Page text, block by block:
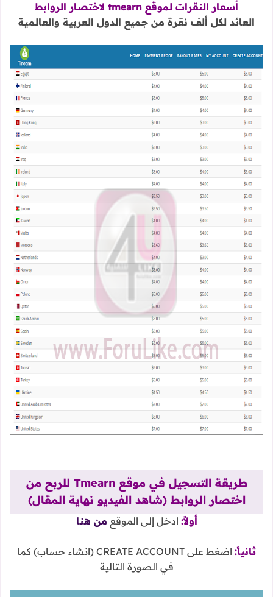
أسعار النقرات لموقع tmearn لاختصار الروابط
العائد لكل ألف نقرة من جميع الدول العربية والعالمية
طريقة التسجيل في موقع Tmearn للربح من
اختصار الروابط (شاهد الفيديو نهاية المقال)
أولاً: ادخل إلى الموقع من هنا
ثانياً:
اضغط على CREATE ACCOUNT (انشاء حساب) كما
في الصورة التالية